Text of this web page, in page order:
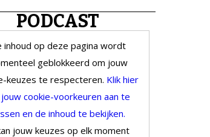
PODCAST
inhoud op deze pagina wordt
geblokkeerd om jouw
keuzes te respecteren. Klik hier
cookie-voorkeuren aan te
en de inhoud te bekijken.
jouw keuzes op elk moment